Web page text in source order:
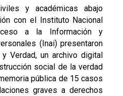
y académicas abajo
con el Instituto Nacional
a la Información y
(Inai) presentaron
Verdad, un archivo digital
social de la verdad
pública de 15 casos
graves a derechos